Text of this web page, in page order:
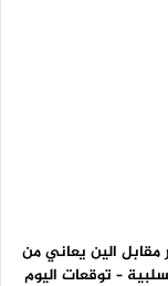
مقابل الين يعاني من
– توقعات اليوم